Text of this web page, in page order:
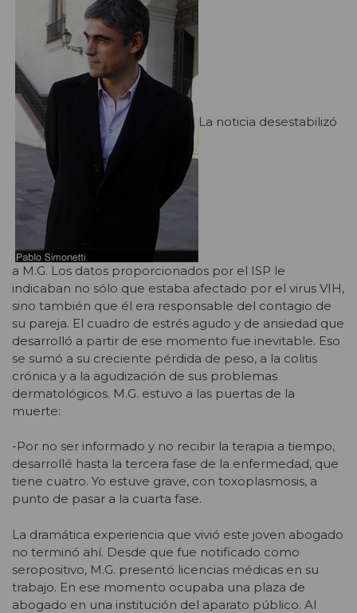
La noticia desestabilizó
a M.G. Los datos proporcionados por el ISP le
indicaban no sólo que estaba afectado por el virus VIH,
sino también que él era responsable del contagio de
su pareja. El cuadro de estrés agudo y de ansiedad que
desarrolló a partir de ese momento fue inevitable. Eso
se sumó a su creciente pérdida de peso, a la colitis
crónica y a la agudización de sus problemas
dermatológicos. M.G. estuvo a las puertas de la
muerte:
-Por no ser informado y no recibir la terapia a tiempo,
desarrollé hasta la tercera fase de la enfermedad, que
tiene cuatro. Yo estuve grave, con toxoplasmosis, a
punto de pasar a la cuarta fase.
La dramática experiencia que vivió este joven abogado
no terminó ahí. Desde que fue notificado como
seropositivo, M.G. presentó licencias médicas en su
trabajo. En ese momento ocupaba una plaza de
abogado en una institución del aparato público. Al